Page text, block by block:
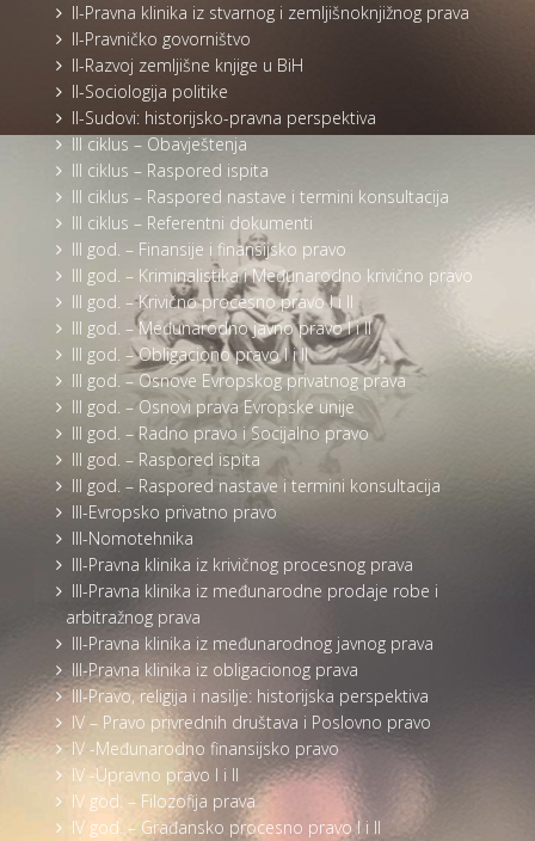
II-Pravna klinika iz stvarnog i zemljišnoknjižnog prava
II-Pravničko govorništvo
II-Razvoj zemljišne knjige u BiH
II-Sociologija politike
II-Sudovi: historijsko-pravna perspektiva
III ciklus – Obavještenja
III ciklus – Raspored ispita
III ciklus – Raspored nastave i termini konsultacija
III ciklus – Referentni dokumenti
III god. – Finansije i finansijsko pravo
III god. – Kriminalistika i Međunarodno krivično pravo
III god. – Krivično procesno pravo I i II
III god. – Međunarodno javno pravo I i II
III god. – Obligaciono pravo I i II
III god. – Osnove Evropskog privatnog prava
III god. – Osnovi prava Evropske unije
III god. – Radno pravo i Socijalno pravo
III god. – Raspored ispita
III god. – Raspored nastave i termini konsultacija
III-Evropsko privatno pravo
III-Nomotehnika
III-Pravna klinika iz krivičnog procesnog prava
III-Pravna klinika iz međunarodne prodaje robe i
arbitražnog prava
III-Pravna klinika iz međunarodnog javnog prava
III-Pravna klinika iz obligacionog prava
III-Pravo, religija i nasilje: historijska perspektiva
IV – Pravo privrednih društava i Poslovno pravo
IV -Međunarodno finansijsko pravo
IV -Upravno pravo I i II
IV god. – Filozofija prava
IV god. – Građansko procesno pravo I i II